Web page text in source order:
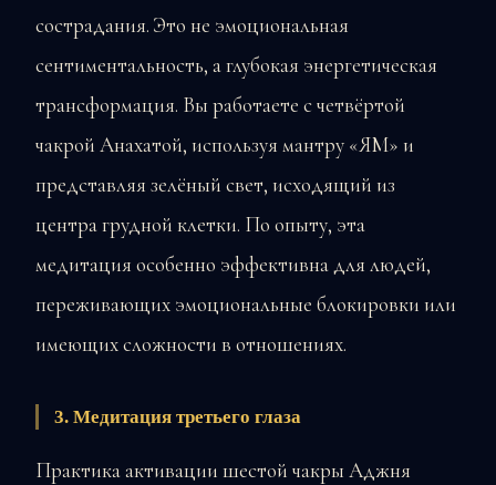
сострадания. Это не эмоциональная
сентиментальность, а глубокая энергетическая
трансформация. Вы работаете с четвёртой
чакрой Анахатой, используя мантру «ЯМ» и
представляя зелёный свет, исходящий из
центра грудной клетки. По опыту, эта
медитация особенно эффективна для людей,
переживающих эмоциональные блокировки или
имеющих сложности в отношениях.
3. Медитация третьего глаза
Практика активации шестой чакры Аджня